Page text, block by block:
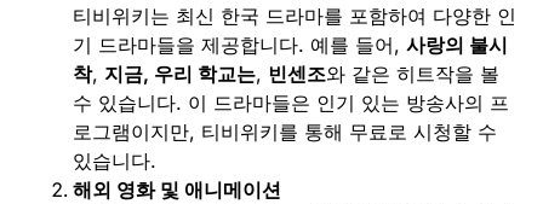
티비위키는 최신 한국 드라마를 포함하여 다양한 인
기 드라마들을 제공합니다. 예를 들어, 사랑의 불시
착, 지금, 우리 학교는, 빈센조와 같은 히트작을 볼
수 있습니다. 이 드라마들은 인기 있는 방송사의 프
로그램이지만, 티비위키를 통해 무료로 시청할 수
있습니다.
해외 영화 및 애니메이션